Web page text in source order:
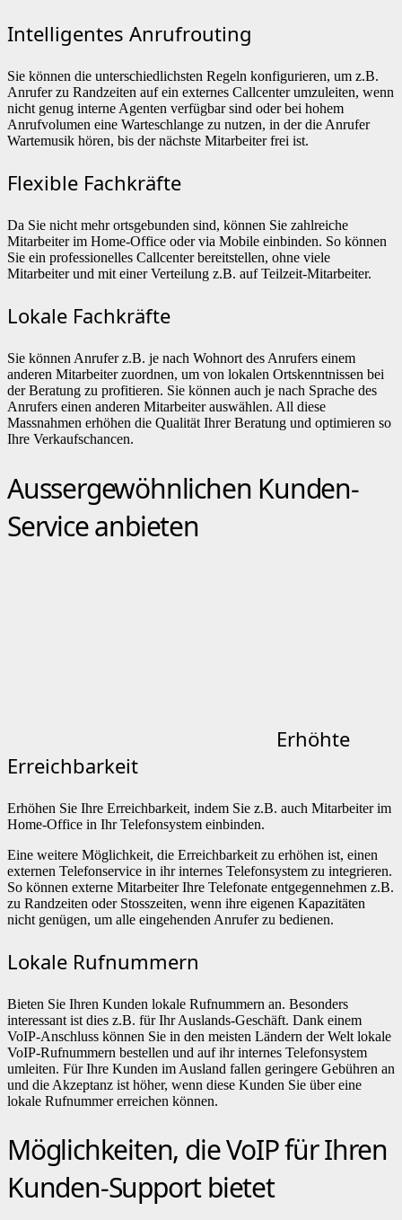
Intelligentes Anrufrouting
Sie können die unterschiedlichsten Regeln konfigurieren, um z.B.
Anrufer zu Randzeiten auf ein externes Callcenter umzuleiten, wenn
nicht genug interne Agenten verfügbar sind oder bei hohem
Anrufvolumen eine Warteschlange zu nutzen, in der die Anrufer
Wartemusik hören, bis der nächste Mitarbeiter frei ist.
Flexible Fachkräfte
Da Sie nicht mehr ortsgebunden sind, können Sie zahlreiche
Mitarbeiter im Home-Office oder via Mobile einbinden. So können
Sie ein professionelles Callcenter bereitstellen, ohne viele
Mitarbeiter und mit einer Verteilung z.B. auf Teilzeit-Mitarbeiter.
Lokale Fachkräfte
Sie können Anrufer z.B. je nach Wohnort des Anrufers einem
anderen Mitarbeiter zuordnen, um von lokalen Ortskenntnissen bei
der Beratung zu profitieren. Sie können auch je nach Sprache des
Anrufers einen anderen Mitarbeiter auswählen. All diese
Massnahmen erhöhen die Qualität Ihrer Beratung und optimieren so
Ihre Verkaufschancen.
Aussergewöhnlichen Kunden-
Service anbieten
Erhöhte
Erreichbarkeit
Erhöhen Sie Ihre Erreichbarkeit, indem Sie z.B. auch Mitarbeiter im
Home-Office in Ihr Telefonsystem einbinden.
Eine weitere Möglichkeit, die Erreichbarkeit zu erhöhen ist, einen
externen Telefonservice in ihr internes Telefonsystem zu integrieren.
So können externe Mitarbeiter Ihre Telefonate entgegennehmen z.B.
zu Randzeiten oder Stosszeiten, wenn ihre eigenen Kapazitäten
nicht genügen, um alle eingehenden Anrufer zu bedienen.
Lokale Rufnummern
Bieten Sie Ihren Kunden lokale Rufnummern an. Besonders
interessant ist dies z.B. für Ihr Auslands-Geschäft. Dank einem
VoIP-Anschluss können Sie in den meisten Ländern der Welt lokale
VoIP-Rufnummern bestellen und auf ihr internes Telefonsystem
umleiten. Für Ihre Kunden im Ausland fallen geringere Gebühren an
und die Akzeptanz ist höher, wenn diese Kunden Sie über eine
lokale Rufnummer erreichen können.
Möglichkeiten, die VoIP für Ihren
Kunden-Support bietet